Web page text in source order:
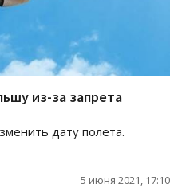
из-за запрета
дату полета.
5 июня 2021, 17:10